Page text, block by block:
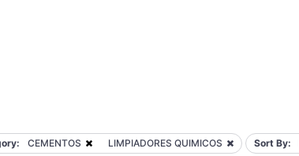
CEMENTOS LIMPIADORES QUIMICOS Sort By: